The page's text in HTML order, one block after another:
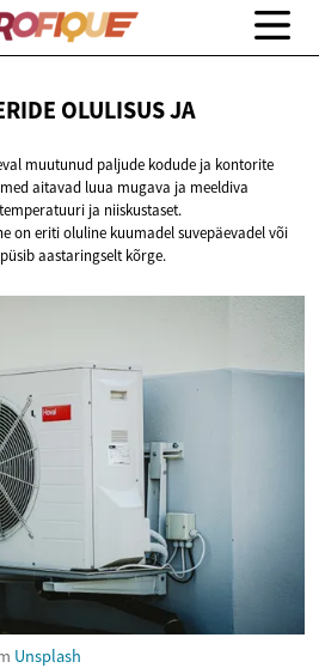
OLULISUSJA
muutunud paljude kodude ja kontorite
aitavad luua mugava ja meeldiva
ja niiskustaset.
on eriti oluline kuumadel suvepäevadel või
aastaringselt kõrge.
Unsplash